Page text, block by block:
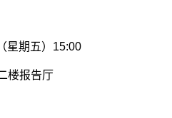
星期五）15:00
楼报告厅